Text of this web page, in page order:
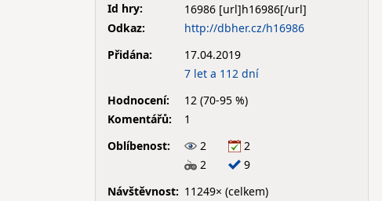
Id hry:
16986
Odkaz:
http://dbher.cz/h16986
Přidána:
17.04.2019
7 let a 112 dní
Hodnocení:
12 (70-95 %)
Komentářů:
1
Oblíbenost:
2
2
2
9
Návštěvnost: 11249× (celkem)